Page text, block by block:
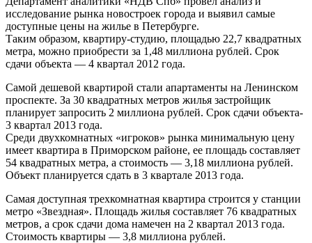
исследование рынка новостроек города и выявил самые
доступные цены на жилье в Петербурге.
Таким образом, квартиру-студию, площадью 22,7 квадратных
метра, можно приобрести за 1,48 миллиона рублей. Срок
сдачи объекта — 4 квартал 2012 года.
Самой дешевой квартирой стали апартаменты на Ленинском
проспекте. За 30 квадратных метров жилья застройщик
планирует запросить 2 миллиона рублей. Срок сдачи объекта-
3 квартал 2013 года.
Среди двухкомнатных «игроков» рынка минимальную цену
имеет квартира в Приморском районе, ее площадь составляет
54 квадратных метра, а стоимость — 3,18 миллиона рублей.
Объект планируется сдать в 3 квартале 2013 года.
Самая доступная трехкомнатная квартира строится у станции
метро «Звездная». Площадь жилья составляет 76 квадратных
метров, а срок сдачи дома намечен на 2 квартал 2013 года.
Стоимость квартиры — 3,8 миллиона рублей.